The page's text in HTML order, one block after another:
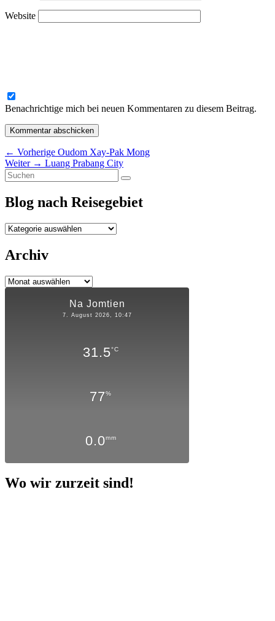
Website
Benachrichtige mich bei neuen Kommentaren zu diesem Beitrag.
Beitragsnavigation
← Vorherige Vorheriger
Beitrag:
Oudom Xay-Pak Mong
Weiter → Nächster
Luang Prabang City
Primärer
Seitenleisten-
Widgetbereich
Suchen
nach:
Suchen
Blog nach Reisegebiet
Blog
Reisegebiet
Archiv
Archiv
Na Jomtien
7. August 2026, 10:47
31.5°C
77%
0.0mm
Wo wir zurzeit sind!